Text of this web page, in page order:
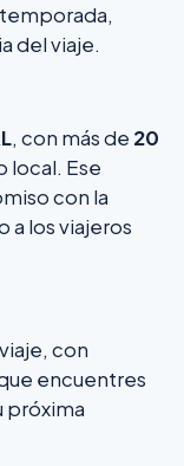
del viaje.
, con más de 20
local. Ese
con la
a los viajeros
con
encuentres
próxima